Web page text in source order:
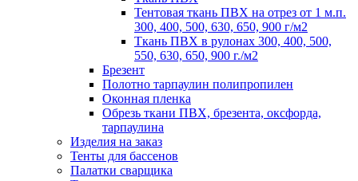
Тентовая ткань ПВХ на отрез от 1 м.п.
300, 400, 500, 630, 650, 900 г/м2
Ткань ПВХ в рулонах 300, 400, 500,
550, 630, 650, 900 г./м2
Брезент
Полотно тарпаулин полипропилен
Оконная пленка
Обрезь ткани ПВХ, брезента, оксфорда,
тарпаулина
Изделия на заказ
Тенты для бассенов
Палатки сварщика